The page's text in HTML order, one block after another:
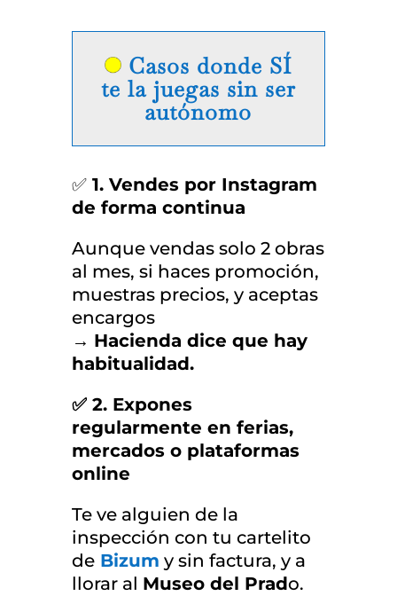
Casos donde SÍ
te la juegas sin ser
autónomo
✅1. Vendes por Instagram
de forma continua
Aunque vendas solo 2 obras
al mes, si haces promoción,
muestras precios, y aceptas
encargos
→ Hacienda dice que hay
habitualidad.
✅ 2. Expones
regularmente en ferias,
mercados o plataformas
online
Te ve alguien de la
inspección con tu cartelito
deBizum y sin factura, y a
llorar al Museo del Prado.